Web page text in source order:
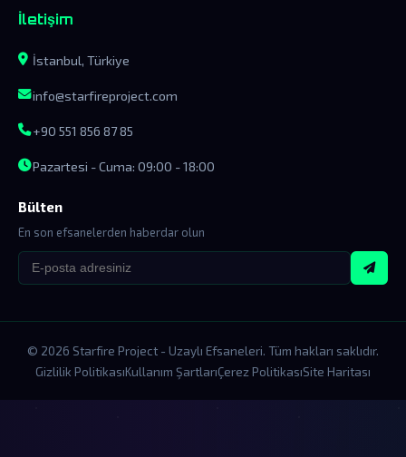
İletişim
İstanbul, Türkiye
info@starfireproject.com
+90 551 856 87 85
Pazartesi - Cuma: 09:00 - 18:00
Bülten
En son efsanelerden haberdar olun
© 2026 Starfire Project - Uzaylı Efsaneleri. Tüm hakları saklıdır.
Gizlilik PolitikasıKullanım ŞartlarıÇerez PolitikasıSite Haritası